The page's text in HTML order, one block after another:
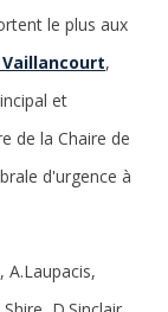
le plus aux
,
et
de la Chaire de
d'urgence à
A.Laupacis,